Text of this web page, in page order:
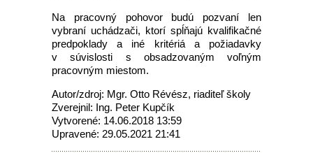
Na pracovný pohovor budú pozvaní len
vybraní uchádzači, ktorí spĺňajú kvalifikačné
predpoklady a iné kritériá a požiadavky
v súvislosti s obsadzovaným voľným
pracovným miestom.
Autor/zdroj: Mgr. Otto Révész, riaditeľ školy
Zverejnil: Ing. Peter Kupčík
Vytvorené: 14.06.2018 13:59
Upravené: 29.05.2021 21:41